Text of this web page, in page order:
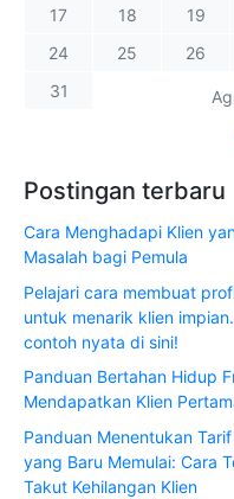
17
18 19
24
25 26
31
Postingan terbaru
Cara Menghadapi Klien
Masalah bagi Pemula
Pelajari cara membuat
untuk menarik klien
contoh nyata di sini!
Panduan Bertahan Hidup
Mendapatkan Klien
Panduan Menentukan
yang Baru Memulai: Cara
Takut Kehilangan Klien